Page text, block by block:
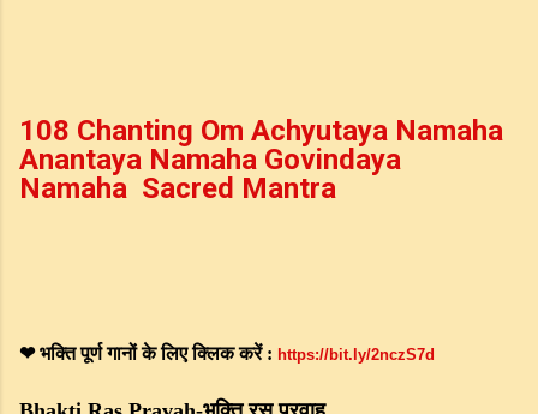
108 Chanting Om Achyutaya Namaha
Anantaya Namaha Govindaya
Namaha  Sacred Mantra
❤ भक्तिपूर्णगानोंकेलिएक्लिककरें : https://bit.ly/2nczS7d